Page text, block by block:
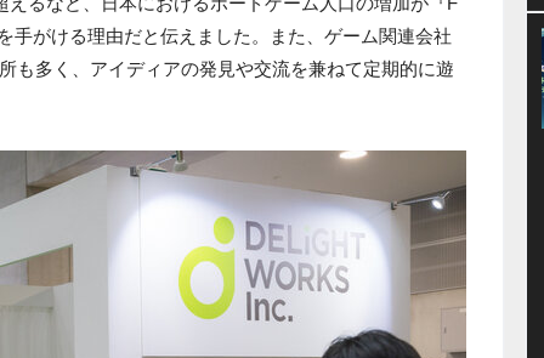
手がける理由だと伝えました。また、ゲーム関連会社
も多く、アイディアの発見や交流を兼ねて定期的に遊